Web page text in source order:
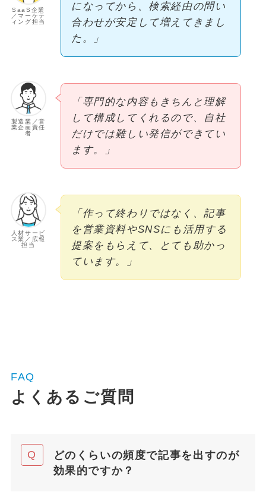
SaaS企業
／マーケテ
ィング担当
になってから、検索経由の問い
合わせが安定して増えてきまし
た。」
製造業／営
業企画責任
者
「専門的な内容もきちんと理解
して構成してくれるので、自社
だけでは難しい発信ができてい
ます。」
人材サービ
ス業／広報
担当
「作って終わりではなく、記事
を営業資料やSNSにも活用する
提案をもらえて、とても助かっ
ています。」
FAQ
よくあるご質問
どのくらいの頻度で記事を出すのが
効果的ですか？